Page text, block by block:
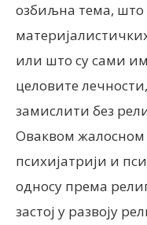
озбиљна тема, што
или што су сами
целовите
замислити без
Оваквом жалосном
психијатрији и
односу према
застој у развоју